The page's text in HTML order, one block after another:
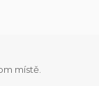
místě.